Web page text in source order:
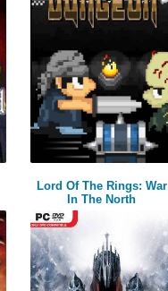
Lord Of The Rings: War
In The North